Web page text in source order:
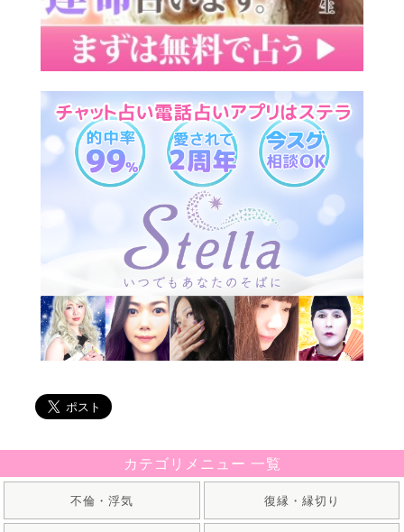
カテゴリメニュー 一覧
不倫・浮気 復縁・縁切り